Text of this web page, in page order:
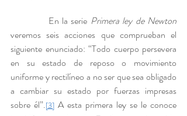
En la serie
veremos seis acciones que comprueban el
siguiente enunciado: “Todo cuerpo persevera
en su estado de reposo o movimiento
uniforme y rectilíneo a no ser que sea obligado
a cambiar su estado por fuerzas impresas
sobre él”.[3] A esta primera ley se le conoce